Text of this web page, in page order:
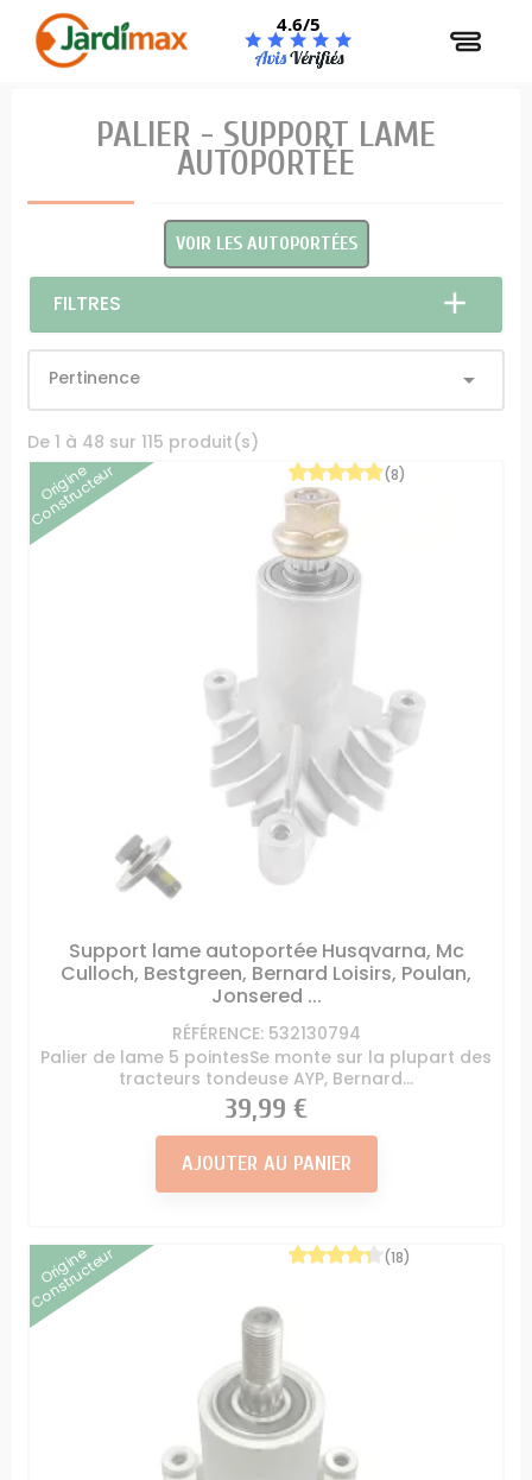
4.6/5
PALIER - SUPPORT LAME
AUTOPORTÉE
VOIR LES AUTOPORTÉES
FILTRES
Pertinence 
De 1 à 48 sur 115 produit(s)
Origine
Constructeur
Support lame autoportée Husqvarna, Mc
Culloch, Bestgreen, Bernard Loisirs, Poulan,
Jonsered ...
RÉFÉRENCE: 532130794
Palier de lame 5 pointesSe monte sur la plupart des
tracteurs tondeuse AYP, Bernard...
(8)
Prix
39,99 €
AJOUTER AU PANIER
Origine
Constructeur (18)
Panneau de gestion des cookies